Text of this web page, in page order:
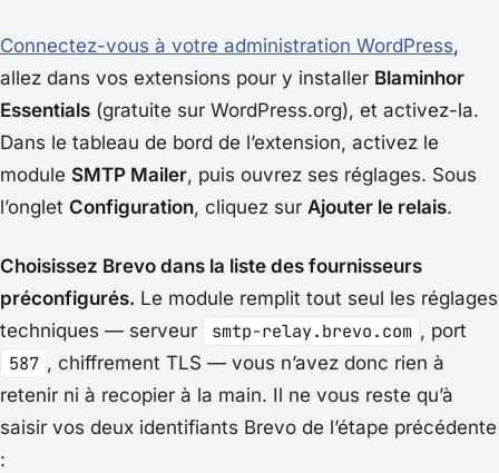
Connectez-vous à votre administration WordPress,
allez dans vos extensions pour y installer Blaminhor
Essentials (gratuite sur WordPress.org), et activez-la.
Dans le tableau de bord de l’extension, activez le
module SMTP Mailer, puis ouvrez ses réglages. Sous
l’onglet Configuration, cliquez sur Ajouter le relais.
Choisissez Brevo dans la liste des fournisseurs
préconfigurés. Le module remplit tout seul les réglages
techniques — serveur
smtp-relay.brevo.com , port
587 , chiffrement TLS — vous n’avez donc rien à
retenir ni à recopier à la main. Il ne vous reste qu’à
saisir vos deux identifiants Brevo de l’étape précédente
: